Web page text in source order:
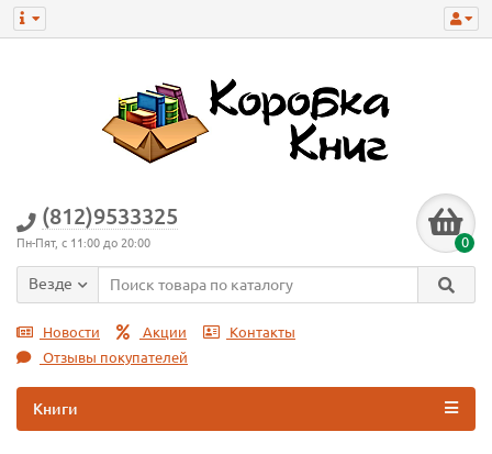
(812)9533325
Пн-Пят, с 11:00 до 20:00 0
Везде
Новости Акции
Контакты
Отзывы покупателей
Книги